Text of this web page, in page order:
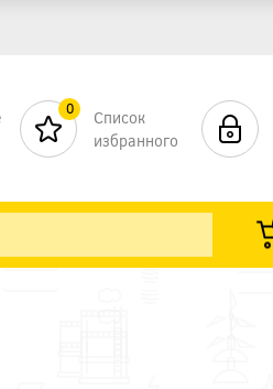
0
Список
избранного